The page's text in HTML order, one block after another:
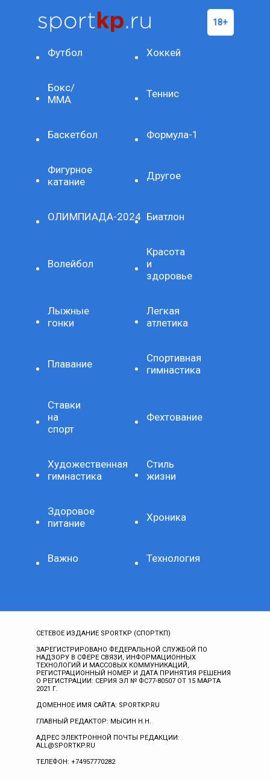
Футбол Хоккей
Бокс/
ММА
Теннис
Баскетбол Формула-1
Фигурное
катание
Другое
ОЛИМПИАДА-2024 Биатлон
Волейбол
Красота
и
здоровье
Лыжные
гонки
Легкая
атлетика
Плавание
Спортивная
гимнастика
Ставки
на
спорт
Фехтование
Художественная
гимнастика
Стиль
жизни
Здоровое
питание
Хроника
Важно Технология
СЕТЕВОЕ ИЗДАНИЕ SPORTKP (СПОРТКП)
ЗАРЕГИСТРИРОВАНО ФЕДЕРАЛЬНОЙ СЛУЖБОЙ ПО
НАДЗОРУ В СФЕРЕ СВЯЗИ, ИНФОРМАЦИОННЫХ
ТЕХНОЛОГИЙ И МАССОВЫХ КОММУНИКАЦИЙ,
РЕГИСТРАЦИОННЫЙ НОМЕР И ДАТА ПРИНЯТИЯ РЕШЕНИЯ
О РЕГИСТРАЦИИ: СЕРИЯ ЭЛ № ФС77-80507 ОТ 15 МАРТА
2021 Г.
ДОМЕННОЕ ИМЯ САЙТА: SPORTKP.RU
ГЛАВНЫЙ РЕДАКТОР: МЫСИН Н.Н.
АДРЕС ЭЛЕКТРОННОЙ ПОЧТЫ РЕДАКЦИИ:
ALL@SPORTKP.RU
ТЕЛЕФОН: +74957770282